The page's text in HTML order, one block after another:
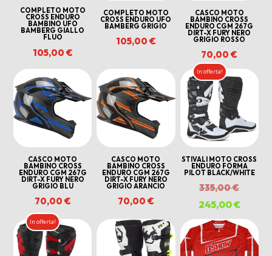
COMPLETO MOTO
CROSS ENDURO
BAMBINO UFO
BAMBERG GIALLO
FLUO
105,00 €
COMPLETO MOTO
CROSS ENDURO UFO
BAMBERG GRIGIO
105,00 €
CASCO MOTO
BAMBINO CROSS
ENDURO CGM 267G
DIRT-X FURY NERO
GRIGIO ROSSO
70,00€
CASCO MOTO
BAMBINO CROSS
ENDURO CGM 267G
DIRT-X FURY NERO
GRIGIO BLU
70,00 €
CASCO MOTO
BAMBINO CROSS
ENDURO CGM 267G
DIRT-X FURY NERO
GRIGIO ARANCIO
70,00 €
In offerta!
STIVALI MOTO CROSS
ENDURO FORMA
PILOT BLACK/WHITE
335,00€Il
prezzo
era:
245,00€Il
prezzo
attuale
è:
In offerta!